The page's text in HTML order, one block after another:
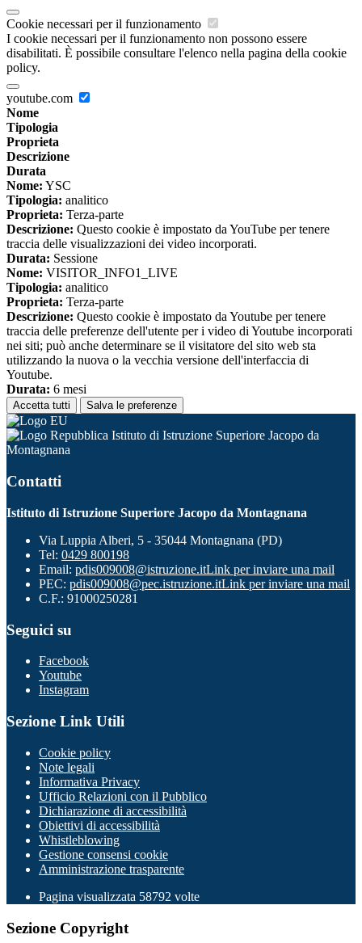
Cookie necessari per il funzionamento
I cookie necessari per il funzionamento non possono essere
disabilitati. È possibile consultare l'elenco nella pagina della cookie
policy.
youtube.com
Nome
Tipologia
Proprieta
Descrizione
Durata
Nome: YSC
Tipologia: analitico
Proprieta: Terza-parte
Descrizione: Questo cookie è impostato da YouTube per tenere
traccia delle visualizzazioni dei video incorporati.
Durata: Sessione
Nome: VISITOR_INFO1_LIVE
Tipologia: analitico
Proprieta: Terza-parte
Descrizione: Questo cookie è impostato da Youtube per tenere
traccia delle preferenze dell'utente per i video di Youtube incorporati
nei siti; può anche determinare se il visitatore del sito web sta
utilizzando la nuova o la vecchia versione dell'interfaccia di
Youtube.
Durata: 6 mesi
Accetta tutti Salva le preferenze
Istituto di Istruzione Superiore Jacopo da
Montagnana
Contatti
Istituto di Istruzione Superiore Jacopo da Montagnana
Via Luppia Alberi, 5 - 35044 Montagnana (PD)
Tel: 0429 800198
Email: pdis009008@istruzione.itLink per inviare una mail
PEC: pdis009008@pec.istruzione.itLink per inviare una mail
C.F.: 91000250281
Seguici su
Facebook
Youtube
Instagram
Sezione Link Utili
Cookie policy
Note legali
Informativa Privacy
Ufficio Relazioni con il Pubblico
Dichiarazione di accessibilità
Obiettivi di accessibilità
Whistleblowing
Gestione consensi cookie
Amministrazione trasparente
Pagina visualizzata 58792 volte
Sezione Copyright